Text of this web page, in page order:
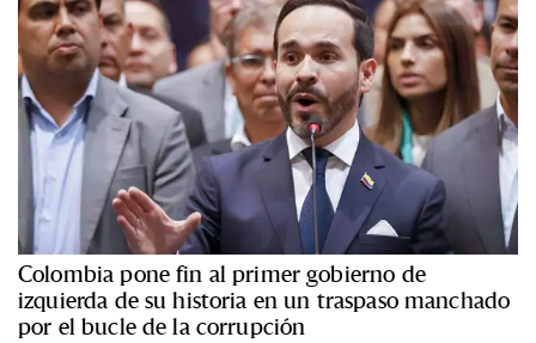
Colombia pone fin al primer gobierno de
izquierda de su historia en un traspaso manchado
por el bucle de la corrupción